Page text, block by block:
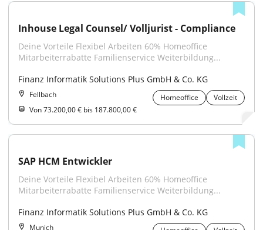
Inhouse Legal Counsel/ Volljurist - Compliance
Deine Vorteile Flexibel Arbeiten 60% Homeoffice
Mitarbeiterrabatte Familienservice Weiterbildung...
Finanz Informatik Solutions Plus GmbH & Co. KG
Fellbach Homeoffice
Vollzeit
Von 73.200,00 € bis 187.800,00 €
SAP HCM Entwickler
Deine Vorteile Flexibel Arbeiten 60% Homeoffice
Mitarbeiterrabatte Familienservice Weiterbildung...
Finanz Informatik Solutions Plus GmbH & Co. KG
Munich